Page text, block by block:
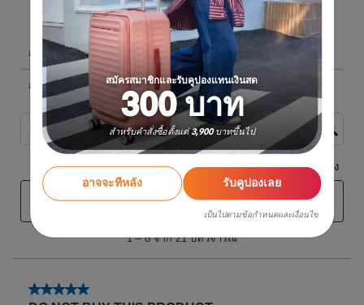
สมัครสมาชิกและรับคูปองแทนเงินสด
300 บาท
สำหรับคำสั่งซื้อตั้งแต่ 3,900 บาทขึ้นไป
อาจจะทีหลัง รับคูปองเลย
เป็นไปตามข้อกำหนดและเงื่อนไข